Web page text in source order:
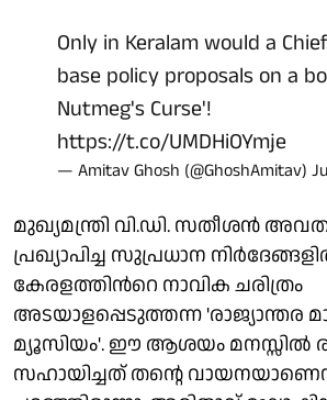
Only in Keralam would a
base policy proposals on a
Nutmeg's Curse'!
https://t.co/UMDHiOYmje
— Amitav Ghosh (@GhoshAmitav)
മുഖ്യമന്ത്രി വി.ഡി. സതീശന്‍
പ്രഖ്യാപിച്ച സുപ്രധാന
കേരളത്തിന്‍റെ നാവിക ചരിത്രം
അടയാളപ്പെടുത്തന്ന 'രാജ്യാന്തര
മ്യൂസിയം'. ഈ ആശയം മനസ്സില്‍
സഹായിച്ചത് തന്റെ